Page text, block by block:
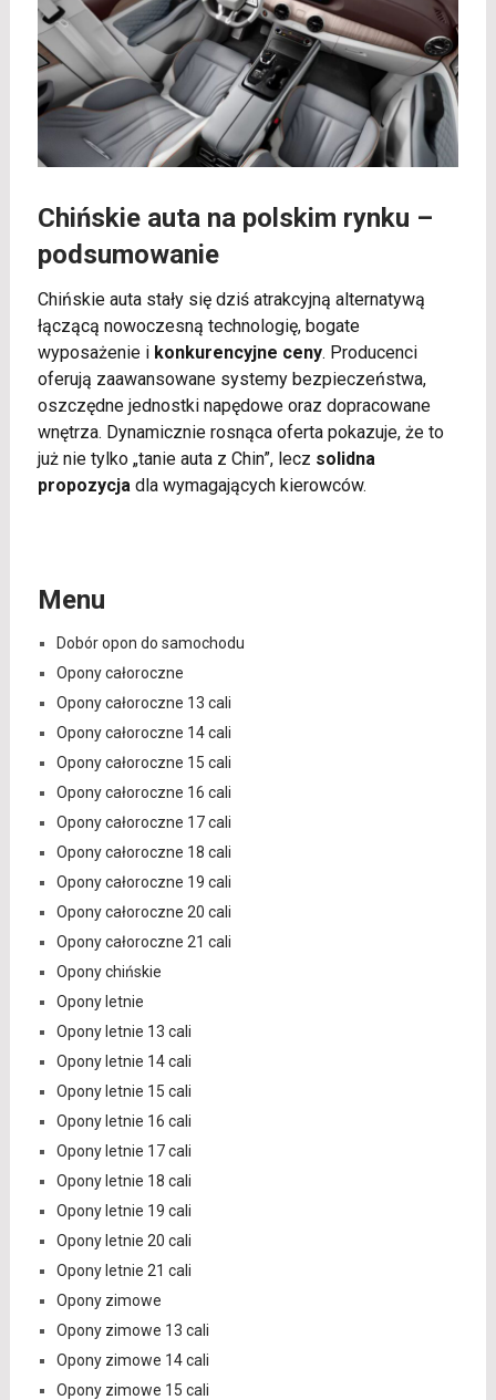
Chińskie auta na polskim rynku –
podsumowanie
Chińskie auta stały się dziś atrakcyjną alternatywą
łączącą nowoczesną technologię, bogate
wyposażenie i konkurencyjne ceny. Producenci
oferują zaawansowane systemy bezpieczeństwa,
oszczędne jednostki napędowe oraz dopracowane
wnętrza. Dynamicznie rosnąca oferta pokazuje, że to
już nie tylko „tanie auta z Chin”, lecz solidna
propozycja dla wymagających kierowców.
Menu
Dobór opon do samochodu
Opony całoroczne
Opony całoroczne 13 cali
Opony całoroczne 14 cali
Opony całoroczne 15 cali
Opony całoroczne 16 cali
Opony całoroczne 17 cali
Opony całoroczne 18 cali
Opony całoroczne 19 cali
Opony całoroczne 20 cali
Opony całoroczne 21 cali
Opony chińskie
Opony letnie
Opony letnie 13 cali
Opony letnie 14 cali
Opony letnie 15 cali
Opony letnie 16 cali
Opony letnie 17 cali
Opony letnie 18 cali
Opony letnie 19 cali
Opony letnie 20 cali
Opony letnie 21 cali
Opony zimowe
Opony zimowe 13 cali
Opony zimowe 14 cali
Opony zimowe 15 cali